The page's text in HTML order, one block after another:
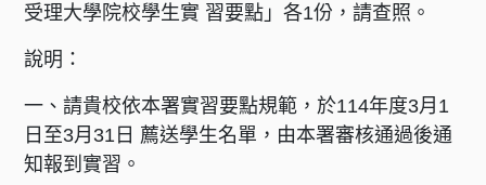
受理大學院校學生實 習要點」各1份，請查照。
說明：
一、請貴校依本署實習要點規範，於114年度3月1
日至3月31日 薦送學生名單，由本署審核通過後通
知報到實習。